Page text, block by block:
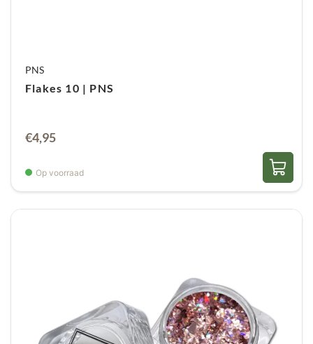
PNS
Flakes 10 | PNS
€4,95
Op voorraad